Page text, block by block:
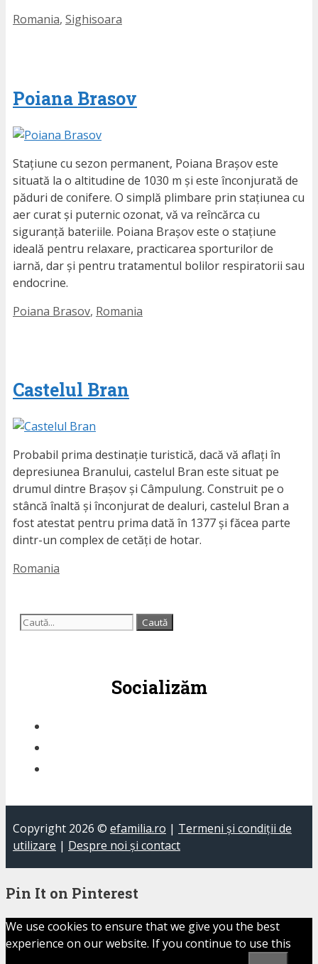
Etichete
Romania, Sighisoara
Poiana Brasov
Stațiune cu sezon permanent, Poiana Brașov este
situată la o altitudine de 1030 m și este înconjurată de
păduri de conifere. O simplă plimbare prin stațiunea cu
aer curat și puternic ozonat, vă va reîncărca cu
siguranță bateriile. Poiana Brașov este o stațiune
ideală pentru relaxare, practicarea sporturilor de
iarnă, dar și pentru tratamentul bolilor respiratorii sau
endocrine.
Etichete
Poiana Brasov, Romania
Castelul Bran
Probabil prima destinație turistică, dacă vă aflați în
depresiunea Branului, castelul Bran este situat pe
drumul dintre Brașov și Câmpulung. Construit pe o
stâncă înaltă și înconjurat de dealuri, castelul Bran a
fost atestat pentru prima dată în 1377 și făcea parte
dintr-un complex de cetăți de hotar.
Etichete
Romania
Caută
Socializăm
Copyright 2026 © efamilia.ro | Termeni și condiții de
utilizare | Despre noi și contact
Pin It on Pinterest
We use cookies to ensure that we give you the best
experience on our website. If you continue to use this